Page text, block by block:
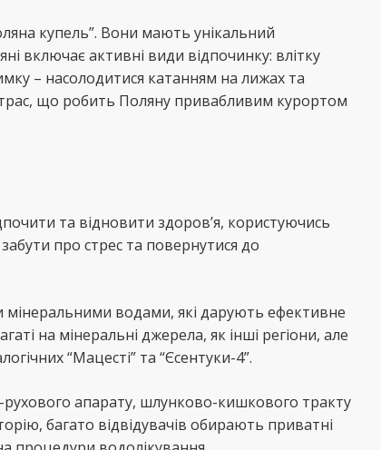
купель”. Вони мають унікальний
включає активні види відпочинку: влітку
– насолодитися катанням на лижах та
трас, що робить Поляну привабливим курортом
та відновити здоров’я, користуючись
про стрес та повернутися до
мінеральними водами, які дарують ефективне
на мінеральні джерела, як інші регіони, але
“Мацесті” та “Єсентуки-4”.
рухового апарату, шлунково-кишкового тракту
багато відвідувачів обирають приватні